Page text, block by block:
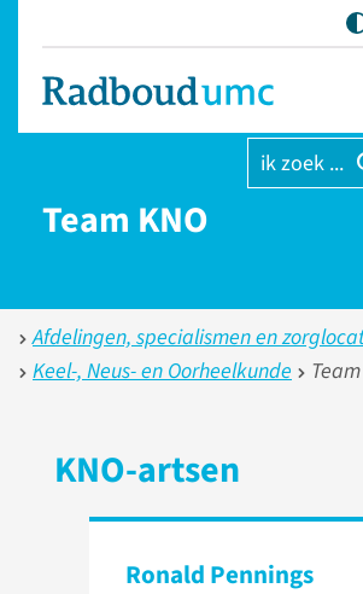
ik zoek ...
Team KNO
Afdelingen, specialismen en
Keel-, Neus- en Oorheelkunde
KNO-artsen
Ronald Pennings